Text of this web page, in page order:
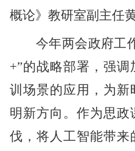
概论》教研室副主任
今年两会政府工
+”的战略部署，强
训场景的应用，为新
明新方向。作为思
伐，将人工智能带来